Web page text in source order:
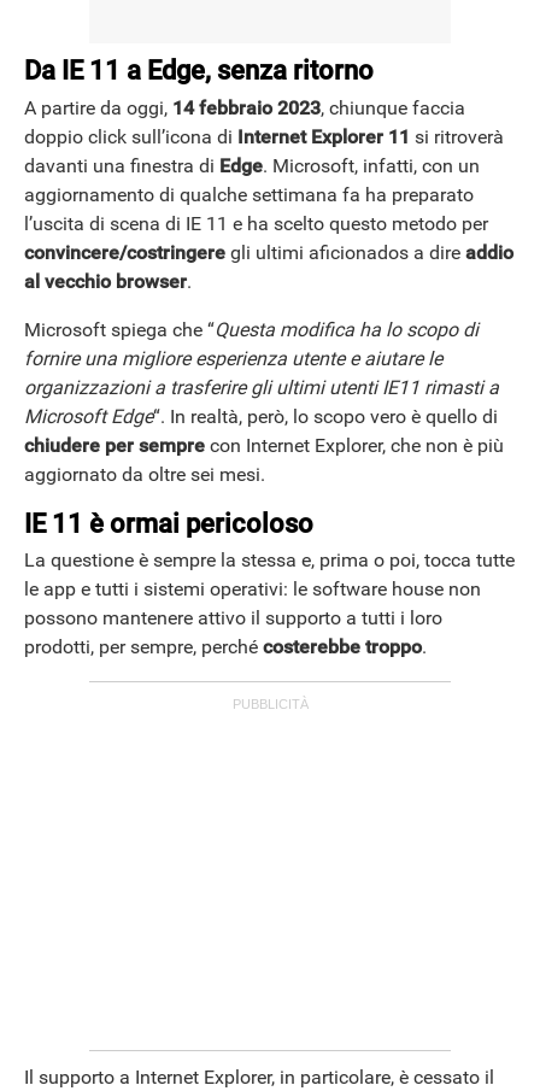
Da IE 11 a Edge, senza ritorno
A partire da oggi, 14 febbraio 2023, chiunque faccia
doppio click sull’icona di Internet Explorer 11 si ritroverà
davanti una finestra di Edge. Microsoft, infatti, con un
aggiornamento di qualche settimana fa ha preparato
l’uscita di scena di IE 11 e ha scelto questo metodo per
convincere/costringere gli ultimi aficionados a dire addio
al vecchio browser.
Microsoft spiega che “Questa modifica ha lo scopo di
fornire una migliore esperienza utente e aiutare le
organizzazioni a trasferire gli ultimi utenti IE11 rimasti a
Microsoft Edge“. In realtà, però, lo scopo vero è quello di
chiudere per sempre con Internet Explorer, che non è più
aggiornato da oltre sei mesi.
IE 11 è ormai pericoloso
La questione è sempre la stessa e, prima o poi, tocca tutte
le app e tutti i sistemi operativi: le software house non
possono mantenere attivo il supporto a tutti i loro
prodotti, per sempre, perché costerebbe troppo.
Il supporto a Internet Explorer, in particolare, è cessato il